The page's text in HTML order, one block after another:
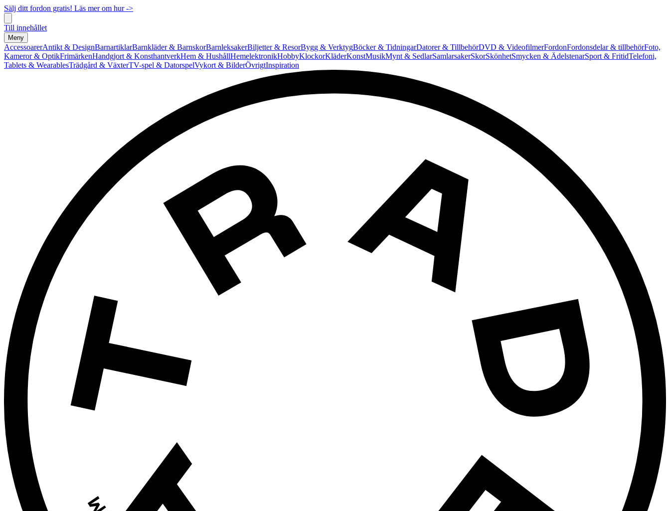
Sälj ditt fordon gratis! Läs mer om hur ->
Till innehållet
Meny
AccessoarerAntikt & DesignBarnartiklarBarnkläder & BarnskorBarnleksakerBiljetter & ResorBygg & VerktygBöcker & TidningarDatorer & TillbehörDVD & VideofilmerFordonFordonsdelar & tillbehörFoto,
Kameror & OptikFrimärkenHandgjort & KonsthantverkHem & HushållHemelektronikHobbyKlockorKläderKonstMusikMynt & SedlarSamlarsakerSkorSkönhetSmycken & ÄdelstenarSport & FritidTelefoni,
Tablets & WearablesTrädgård & VäxterTV-spel & DatorspelVykort & BilderÖvrigtInspiration